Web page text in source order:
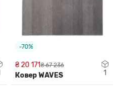
-70%
₴ 20 171₴ 67 236
Ковер WAVES 1